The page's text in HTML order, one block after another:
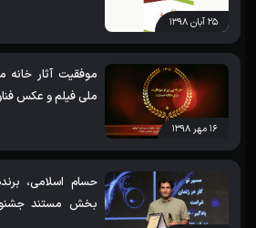
۲۵ آبان ۱۳۹۸
۱۶ مهر ۱۳۹۸
موفقیت آثار خانه
ملی فیلم و عکس
حسام اسلامی،
بخش مستند